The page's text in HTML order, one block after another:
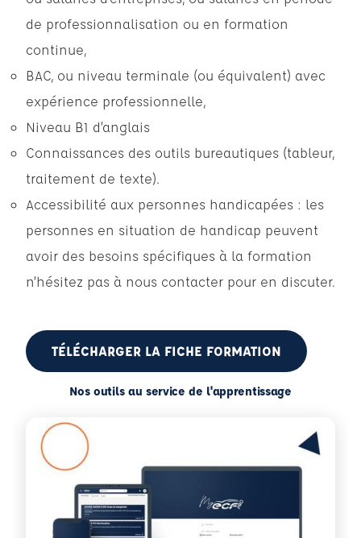
de professionnalisation ou en formation
continue,
BAC, ou niveau terminale (ou équivalent) avec
expérience professionnelle,
Niveau B1 d’anglais
Connaissances des outils bureautiques (tableur,
traitement de texte).
Accessibilité aux personnes handicapées : les
personnes en situation de handicap peuvent
avoir des besoins spécifiques à la formation
n’hésitez pas à nous contacter pour en discuter.
TÉLÉCHARGER LA FICHE FORMATION
Nos outils au service de l'apprentissage